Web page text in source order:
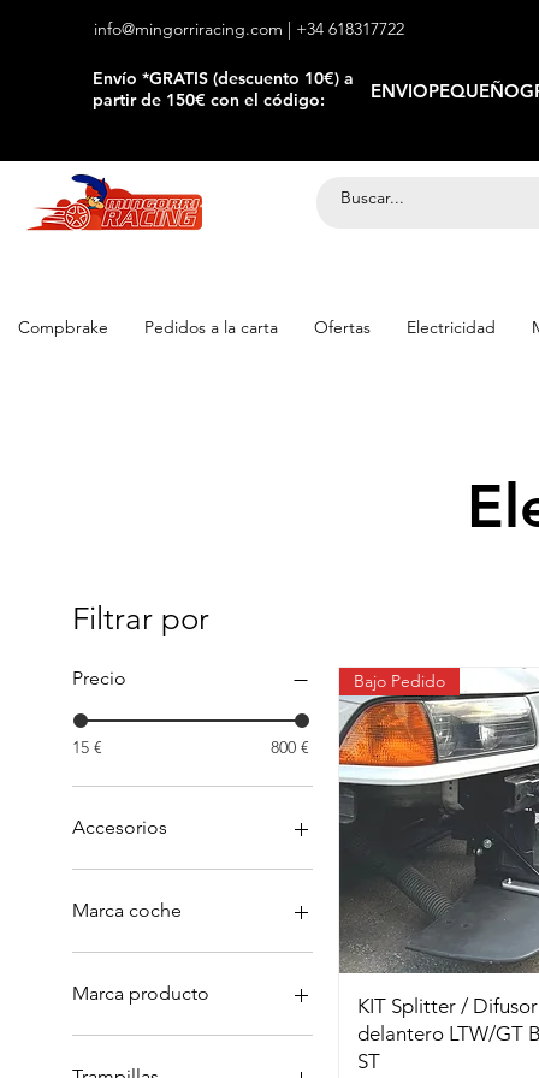
info@mingorriracing.com | +34 618317722
​Envío *GRATIS (descuento 10€) a
partir de 150€ con el código:
Compbrake Pedidos a la carta Ofertas Electricidad
Filtrar por
Precio
15 € 800 €
Accesorios
Caballetes
Cubrecarter
Mecánico
Protección
Splitters
Ventanas
Marca coche
AUDI
BMW
CM
FIAT
Marca producto
AST
NISUBA
Bajo Pedido
KIT Splitter / Difusor
delantero LTW/GT
ST